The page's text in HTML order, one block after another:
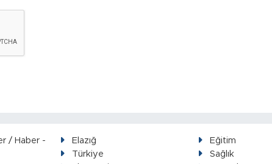
Elazığ
Eğitim
Türkiye
Sağlık